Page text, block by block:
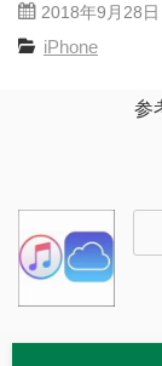
2018年9月28日
iPhone
参